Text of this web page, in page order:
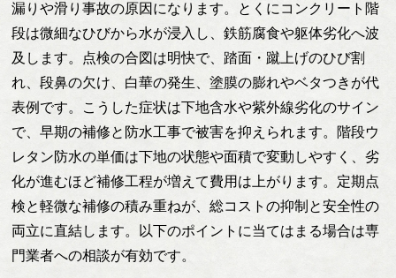
漏りや滑り事故の原因になります。とくにコンクリート階
段は微細なひびから水が浸入し、鉄筋腐食や躯体劣化へ波
及します。点検の合図は明快で、踏面・蹴上げのひび割
れ、段鼻の欠け、白華の発生、塗膜の膨れやベタつきが代
表例です。こうした症状は下地含水や紫外線劣化のサイン
で、早期の補修と防水工事で被害を抑えられます。階段ウ
レタン防水の単価は下地の状態や面積で変動しやすく、劣
化が進むほど補修工程が増えて費用は上がります。定期点
検と軽微な補修の積み重ねが、総コストの抑制と安全性の
両立に直結します。以下のポイントに当てはまる場合は専
門業者への相談が有効です。